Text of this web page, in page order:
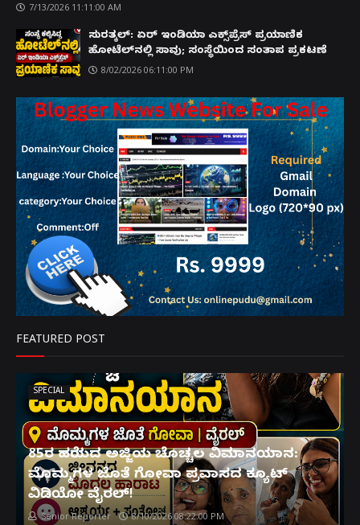
7/13/2026 11:11:00 AM
ಸುರತ್ಕಲ್: ಏರ್ ಇಂಡಿಯಾ ಎಕ್ಸ್‌ಪ್ರೆಸ್ ಪ್ರಯಾಣಿಕ
ಹೋಟೆಲ್‌ನಲ್ಲಿ ಸಾವು; ಸಂಸ್ಥೆಯಿಂದ ಸಂತಾಪ ಪ್ರಕಟಣೆ
8/02/2026 06:11:00 PM
FEATURED POST
SPECIAL
85ರ ಹರೆಯದ ಅಜ್ಜಿಯ ಚೊಚ್ಚಲ ವಿಮಾನಯಾನ:
ಮೊಮ್ಮಗಳ ಜೊತೆ ಗೋವಾ ಪ್ರವಾಸದ ಕ್ಯೂಟ್
ವಿಡಿಯೋ ವೈರಲ್!
Senior Reporter 8/10/2026 08:22:00 PM